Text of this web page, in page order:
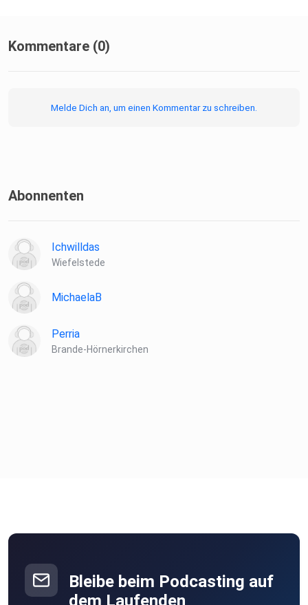
Kommentare (0)
Melde Dich an, um einen Kommentar zu schreiben.
Abonnenten
Ichwilldas
Wiefelstede
MichaelaB
Perria
Brande-Hörnerkirchen
Bleibe beim Podcasting auf
dem Laufenden